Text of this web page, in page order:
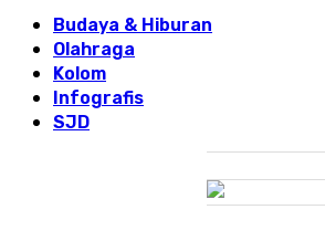
Budaya & Hiburan
Olahraga
Kolom
Infografis
SJD